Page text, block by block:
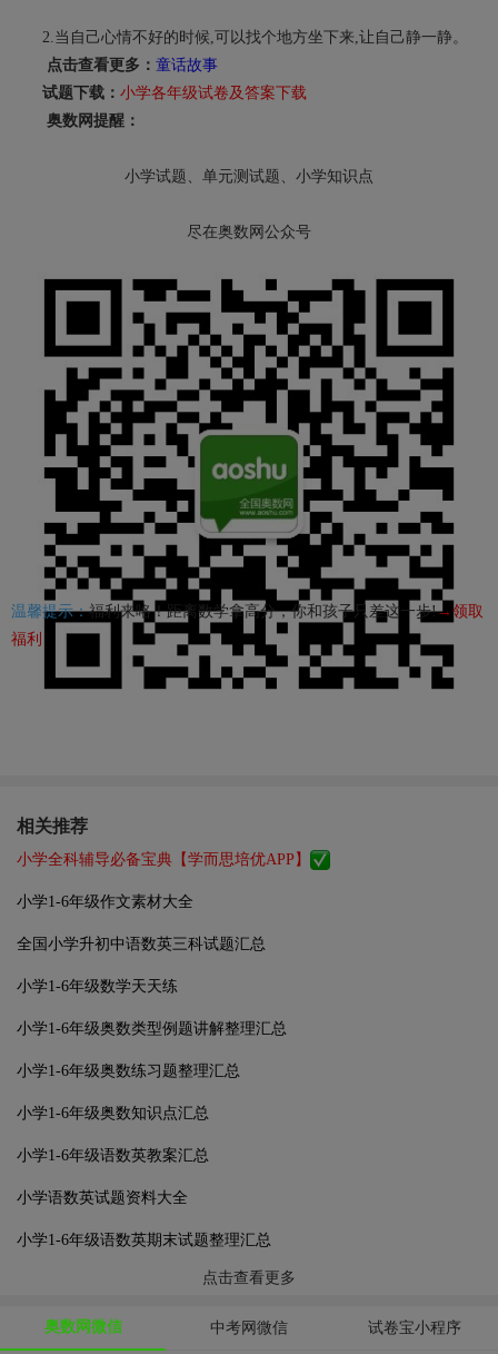
2.当自己心情不好的时候,可以找个地方坐下来,让自己静一静。
点击查看更多： 童话故事
试题下载： 小学各年级试卷及答案下载
奥数网提醒：
小学试题、单元测试题、小学知识点
尽在奥数网公众号
温馨提示：福利来咯！距离数学拿高分，你和孩子只差这一步!→领取
福利
相关推荐
小学全科辅导必备宝典【学而思培优APP】
小学1-6年级作文素材大全
全国小学升初中语数英三科试题汇总
小学1-6年级数学天天练
小学1-6年级奥数类型例题讲解整理汇总
小学1-6年级奥数练习题整理汇总
小学1-6年级奥数知识点汇总
小学1-6年级语数英教案汇总
小学语数英试题资料大全
小学1-6年级语数英期末试题整理汇总
点击查看更多
奥数网微信 中考网微信 试卷宝小程序